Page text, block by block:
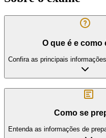
O que é e como
Confira as principais
Como se
Entenda as informações de